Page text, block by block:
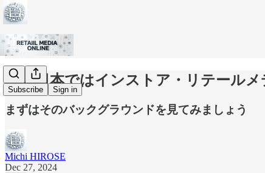
Subscribe Sign in
なぜ日本ではインストア・リテール
まずはそのバックグラウンドを見てみましょう
Michi HIROSE
Dec 27, 2024